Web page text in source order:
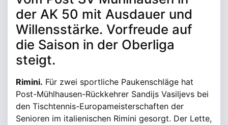
der AK 50 mit Ausdauer und
Willensstärke. Vorfreude auf
die Saison in der Oberliga
steigt.
Rimini. Für zwei sportliche Paukenschläge hat
Post-Mühlhausen-Rückkehrer Sandijs Vasiljevs bei
den Tischtennis-Europameisterschaften der
Senioren im italienischen Rimini gesorgt. Der Lette,